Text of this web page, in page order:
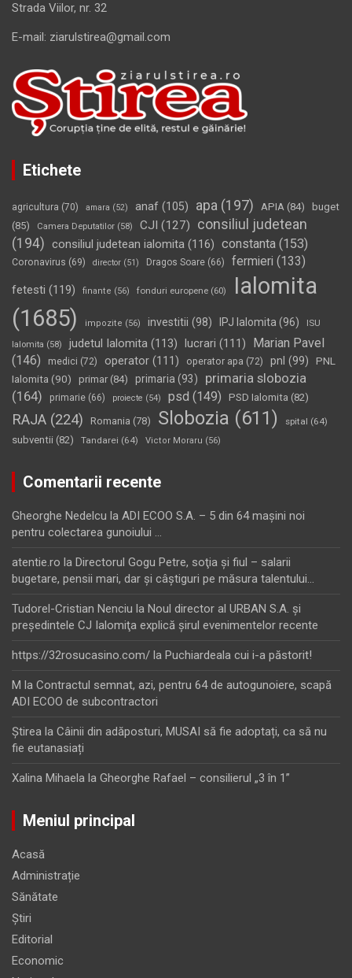
Strada Viilor, nr. 32
E-mail: ziarulstirea@gmail.com
Etichete
agricultura (70) amara (52) anaf (105) apa (197) APIA (84)
buget
(85)
Camera Deputatilor (58) CJI (127)
consiliul judetean
(194) consiliul judetean ialomita (116) constanta (153)
Coronavirus (69) director (51) Dragos Soare (66) fermieri (133)
fetesti (119) finante (56) fonduri europene (60)
Ialomita
(1685)
impozite (56) investitii (98) IPJ Ialomita (96) ISU
Ialomita (58) judetul Ialomita (113) lucrari (111)
Marian Pavel
(146)
medici (72) operator (111) operator apa (72) pnl (99)
PNL
Ialomita (90) primar(84) primaria (93)
primaria slobozia
(164)
primarie (66) proiecte (54) psd (149) PSD Ialomita (82)
RAJA (224) Romania (78) Slobozia (611) spital (64)
subventii (82) Tandarei (64) Victor Moraru (56)
Comentarii recente
Gheorghe Nedelcu la ADI ECOO S.A. – 5 din 64 maşini noi
pentru colectarea gunoiului …
atentie.ro la Directorul Gogu Petre, soţia şi fiul – salarii
bugetare, pensii mari, dar şi câştiguri pe măsura talentului…
Tudorel-Cristian Nenciu la Noul director al URBAN S.A. şi
preşedintele CJ Ialomiţa explică şirul evenimentelor recente
https://32rosucasino.com/ la Puchiardeala cui i-a păstorit!
M la Contractul semnat, azi, pentru 64 de autogunoiere, scapă
ADI ECOO de subcontractori
Ştirea la Câinii din adăposturi, MUSAI să fie adoptați, ca să nu
fie eutanasiați
Xalina Mihaela la Gheorghe Rafael – consilierul „3 în 1”
Meniul principal
Acasă
Administrație
Sănătate
Știri
Editorial
Economic